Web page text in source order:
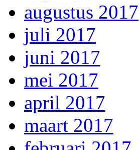
augustus 2017
juli 2017
juni 2017
mei 2017
april 2017
maart 2017